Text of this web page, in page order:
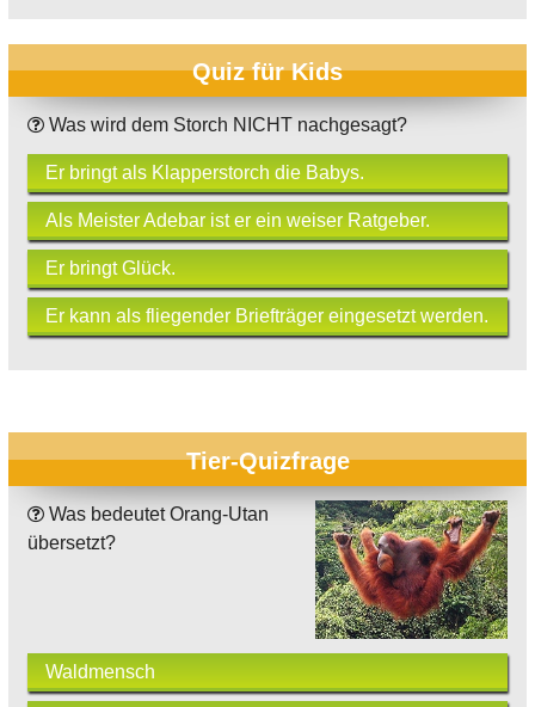
Quiz für Kids
Was wird dem Storch NICHT nachgesagt?
Er bringt als Klapperstorch die Babys.
Als Meister Adebar ist er ein weiser Ratgeber.
Er bringt Glück.
Er kann als fliegender Briefträger eingesetzt werden.
Tier-Quizfrage
Was bedeutet Orang-Utan
übersetzt?
Waldmensch